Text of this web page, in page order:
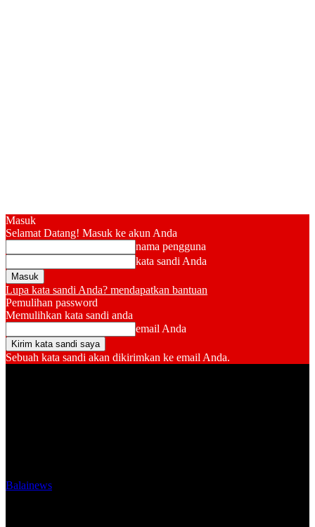
Masuk
Selamat Datang! Masuk ke akun Anda
nama pengguna
kata sandi Anda
Lupa kata sandi Anda? mendapatkan bantuan
Pemulihan password
Memulihkan kata sandi anda
email Anda
Sebuah kata sandi akan dikirimkan ke email Anda.
Balainews